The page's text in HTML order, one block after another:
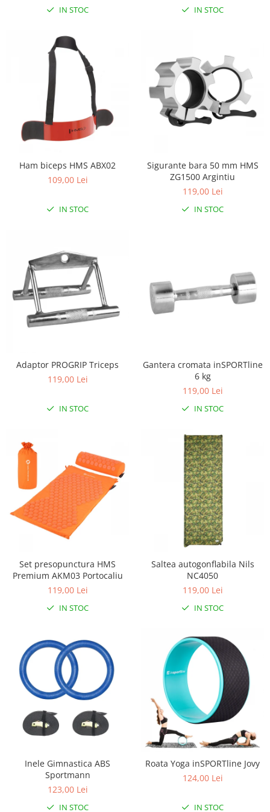
Lampi de veghe
Saltele de infasat
IN STOC IN STOC
Ham biceps HMS ABX02
109,00 Lei
IN STOC
Sigurante bara 50 mm HMS
ZG1500 Argintiu
119,00 Lei
IN STOC
Adaptor PROGRIP Triceps
119,00 Lei
IN STOC
Gantera cromata inSPORTline
6 kg
119,00 Lei
IN STOC
Set presopunctura HMS
Premium AKM03 Portocaliu
119,00 Lei
IN STOC
Saltea autogonflabila Nils
NC4050
119,00 Lei
IN STOC
Inele Gimnastica ABS
Sportmann
123,00 Lei
IN STOC
Roata Yoga inSPORTline Jovy
124,00 Lei
IN STOC